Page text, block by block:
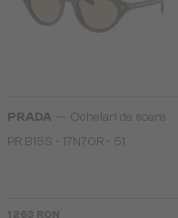
PRADA
Ochelari de soare
PR B15S - 17N70R - 51
1 263 RON